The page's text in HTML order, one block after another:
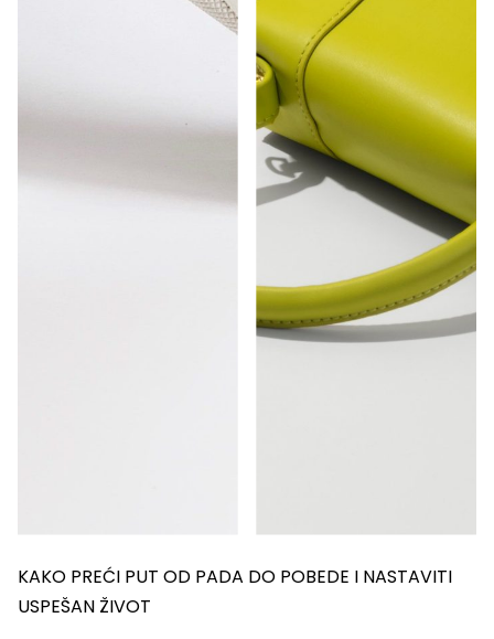
KAKO PREĆI PUT OD PADA DO POBEDE I NASTAVITI
USPEŠAN ŽIVOT